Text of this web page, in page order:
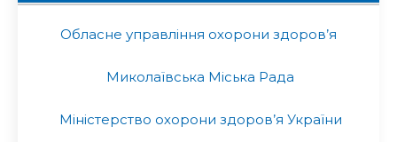
Обласне управління охорони здоров’я
Миколаївська Міська Рада
Міністерство охорони здоров’я України